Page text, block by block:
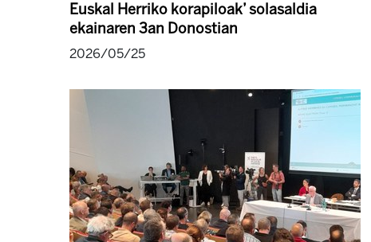
Euskal Herriko korapiloak’ solasaldia
ekainaren 3an Donostian
2026/05/25